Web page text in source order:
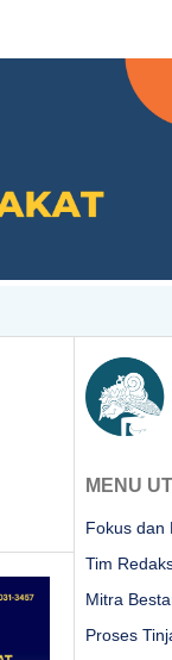
MENU
Fokus dan
Tim
Mitra
Proses